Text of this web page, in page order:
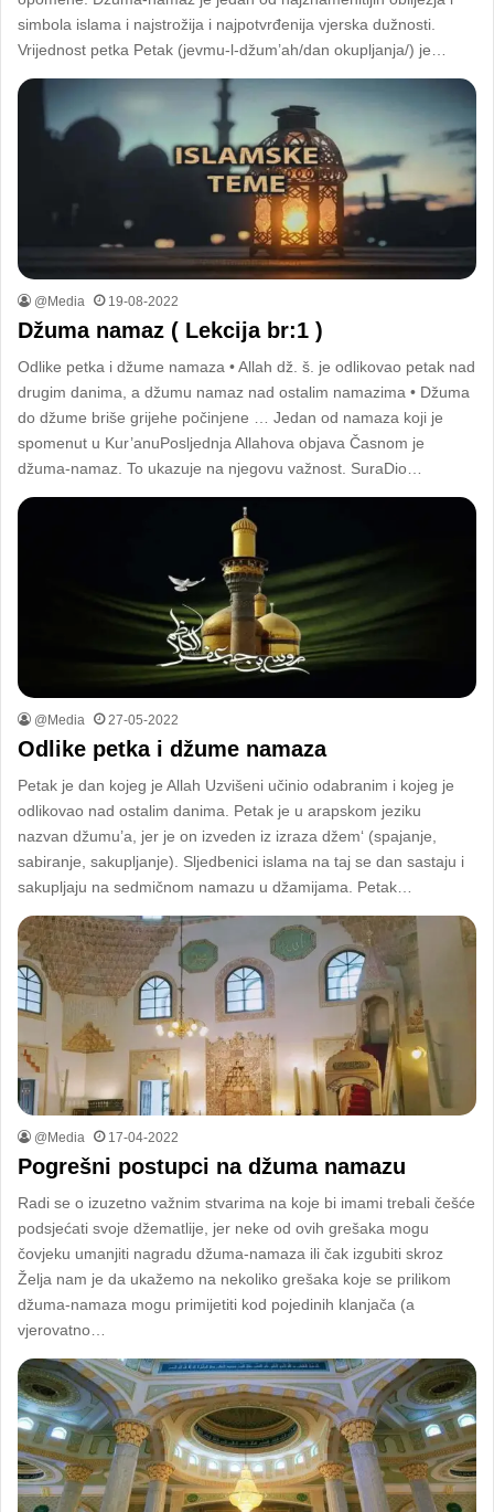
simbola islama i najstrožija i najpotvrđenija vjerska dužnosti.
Vrijednost petka Petak (jevmu-l-džum’ah/dan okupljanja/) je…
@Media 19-08-2022
Džuma namaz ( Lekcija br:1 )
Odlike petka i džume namaza • Allah dž. š. je odlikovao petak nad
drugim danima, a džumu namaz nad ostalim namazima • Džuma
do džume briše grijehe počinjene … Jedan od namaza koji je
spomenut u Kur’anuPosljednja Allahova objava Časnom je
džuma-namaz. To ukazuje na njegovu važnost. SuraDio…
@Media 27-05-2022
Odlike petka i džume namaza
Petak je dan kojeg je Allah Uzvišeni učinio odabranim i kojeg je
odlikovao nad ostalim danima. Petak je u arapskom jeziku
nazvan džumu’a, jer je on izveden iz izraza džem‘ (spajanje,
sabiranje, sakupljanje). Sljedbenici islama na taj se dan sastaju i
sakupljaju na sedmičnom namazu u džamijama. Petak…
@Media 17-04-2022
Pogrešni postupci na džuma namazu
Radi se o izuzetno važnim stvarima na koje bi imami trebali češće
podsjećati svoje džematlije, jer neke od ovih grešaka mogu
čovjeku umanjiti nagradu džuma-namaza ili čak izgubiti skroz
Želja nam je da ukažemo na nekoliko grešaka koje se prilikom
džuma-namaza mogu primijetiti kod pojedinih klanjača (a
vjerovatno…